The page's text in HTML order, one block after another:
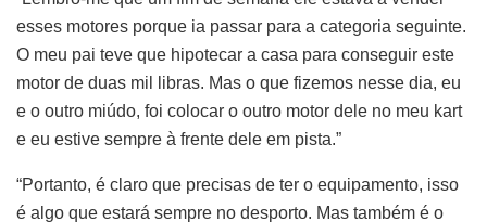
esses motores porque ia passar para a categoria seguinte.
O meu pai teve que hipotecar a casa para conseguir este
motor de duas mil libras. Mas o que fizemos nesse dia, eu
e o outro miúdo, foi colocar o outro motor dele no meu kart
e eu estive sempre à frente dele em pista.”
“Portanto, é claro que precisas de ter o equipamento, isso
é algo que estará sempre no desporto. Mas também é o